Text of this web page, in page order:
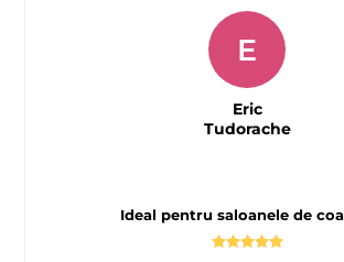
Ideal pentru saloanele de
E
Eric
Tudorache